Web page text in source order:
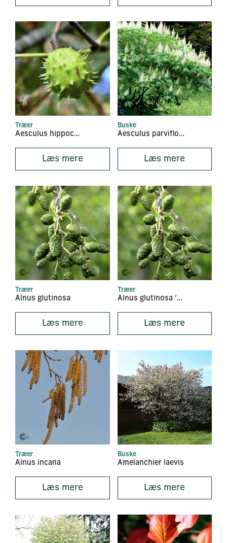
Træer
Aesculus hippocastanum
Læs mere
Buske
Aesculus parviflora
Læs mere
Træer
Alnus glutinosa
Læs mere
Træer
Alnus glutinosa ‘Laciniata’
Læs mere
Træer
Alnus incana
Læs mere
Buske
Amelanchier laevis
Læs mere